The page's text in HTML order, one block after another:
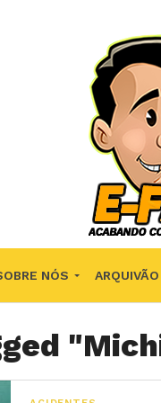
NÓS ARQUIVÃO